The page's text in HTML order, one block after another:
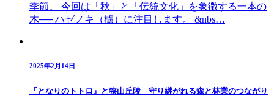
季節。 今回は「秋」と「伝統文化」を象徴する一本の
木── ハゼノキ（櫨）に注目します。 &nbs…
2025年2月14日
『となりのトトロ』と狭山丘陵 – 守り継がれる森と林業のつながり